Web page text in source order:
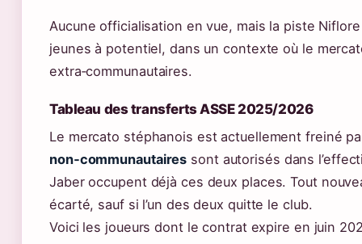
Aucune officialisation en vue, mais la piste
jeunes à potentiel, dans un contexte où le
extra‑communautaires.
Tableau des transferts ASSE 2025/2026
Le mercato stéphanois est actuellement freiné
non‑communautaires sont autorisés dans
Jaber occupent déjà ces deux places. Tout
écarté, sauf si l’un des deux quitte le club.
Voici les joueurs dont le contrat expire en juin